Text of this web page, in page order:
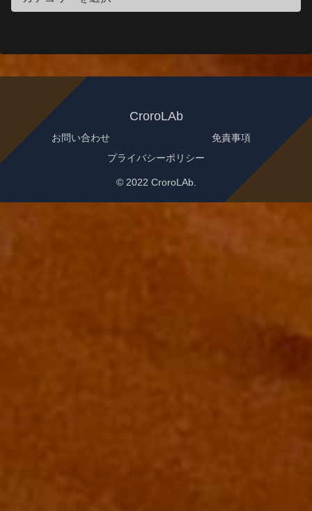
CroroLAb
お問い合わせ
免責事項
プライバシーポリシー
© 2022 CroroLAb.